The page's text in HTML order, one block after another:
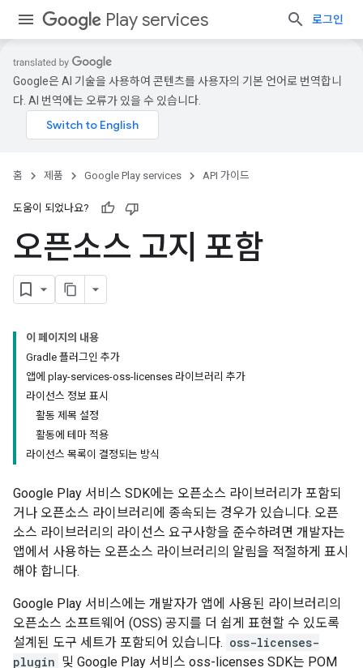
Play services 로그인
Google은 AI 기술을 사용하여 콘텐츠를 사용자의 기본 언어로 번역합니
다. AI 번역에는 오류가 있을 수 있습니다.
홈 제품 Google Play services API 가이드
도움이 되었나요?
오픈소스 고지 포함
이 페이지의 내용
Gradle 플러그인 추가
앱에 play-services-oss-licenses 라이브러리 추가
라이선스 정보 표시
활동 제목 설정
활동에 테마 적용
라이선스 목록이 결정되는 방식
Google Play 서비스 SDK에는 오픈소스 라이브러리가 포함되
거나 오픈소스 라이브러리에 종속되는 경우가 있습니다. 오픈
소스 라이브러리의 라이선스 요구사항을 준수하려면 개발자는
앱에서 사용하는 오픈소스 라이브러리의 알림을 적절하게 표시
해야 합니다.
Google Play 서비스에는 개발자가 앱에 사용된 라이브러리의
오픈소스 소프트웨어 (OSS) 공지를 더 쉽게 표현할 수 있도록
설계된 도구 세트가 포함되어 있습니다. oss-licenses-
plugin 및 Google Play 서비스 oss-licenses SDK는 POM